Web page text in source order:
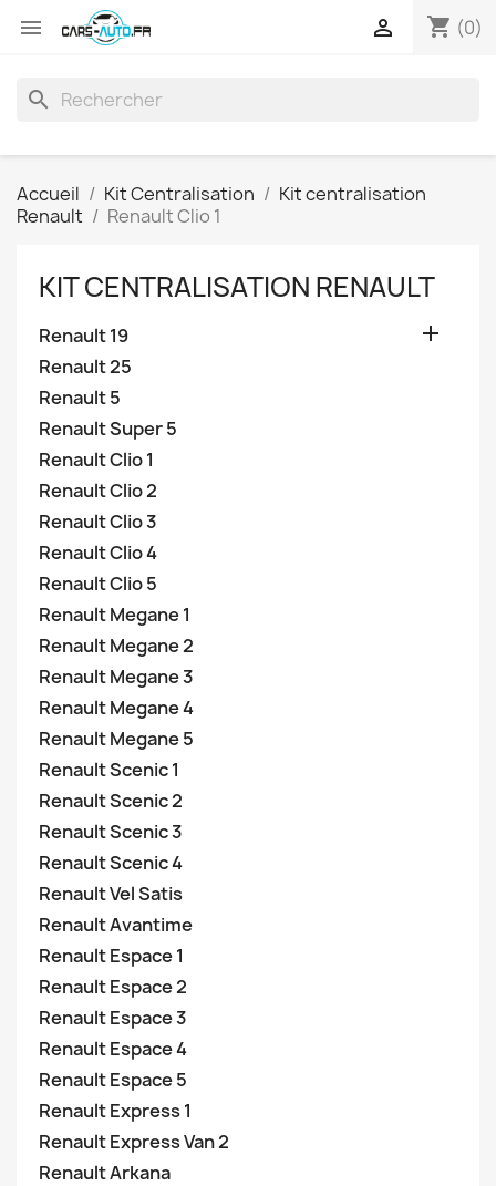
 shopping_cart (0)

search
Accueil Kit Centralisation
Kit centralisation
Renault
Renault Clio 1
KIT CENTRALISATION RENAULT
Renault 19 
Renault 25
Renault 5
Renault Super 5
Renault Clio 1
Renault Clio 2
Renault Clio 3
Renault Clio 4
Renault Clio 5
Renault Megane 1
Renault Megane 2
Renault Megane 3
Renault Megane 4
Renault Megane 5
Renault Scenic 1
Renault Scenic 2
Renault Scenic 3
Renault Scenic 4
Renault Vel Satis
Renault Avantime
Renault Espace 1
Renault Espace 2
Renault Espace 3
Renault Espace 4
Renault Espace 5
Renault Express 1
Renault Express Van 2
Renault Arkana